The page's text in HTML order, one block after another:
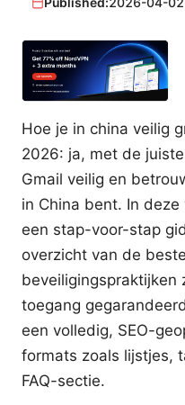
Hoe je in china veilig
2026: ja, met de
Gmail veilig en
in China bent. In
een stap-voor-stap
overzicht van de beste
beveiligingspraktijken
toegang
een volledig, SEO-
formats zoals lijstjes,
FAQ-sectie.